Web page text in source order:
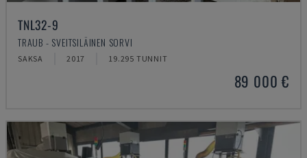
TNL32-9
TRAUB - SVEITSILÄINEN SORVI
SAKSA 2017 19.295 TUNNIT
89 000 €